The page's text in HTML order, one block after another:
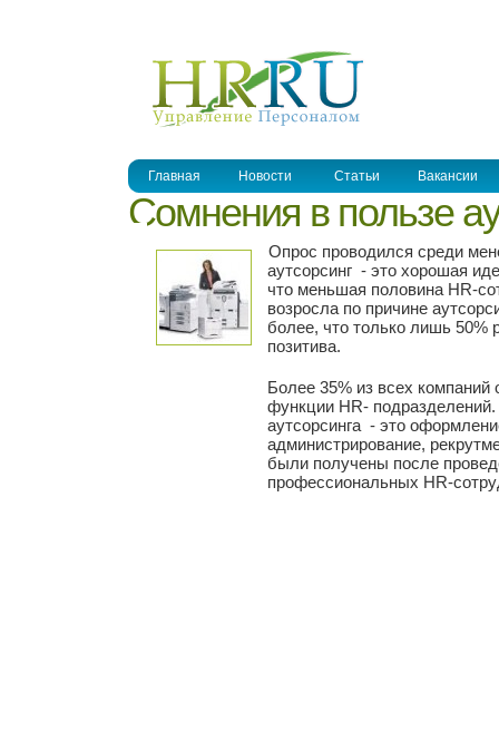
Главная Новости Статьи Вакансии
Сомнения в пользе
Опрос проводился среди
аутсорсинг - это хорошая
что меньшая половина HR-
возросла по причине
более, что только лишь 50%
позитива.
Более 35% из всех компаний
функции HR-
аутсорсинга - это
администрирование,
были получены после
профессиональных HR-